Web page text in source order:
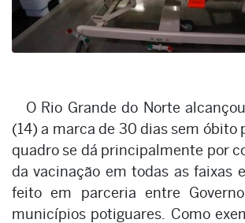
O Rio Grande do Norte
(14) a marca de 30 dias sem óbito
quadro se dá principalmente por
da vacinação em todas as faixas
feito em parceria entre
municípios potiguares. Como